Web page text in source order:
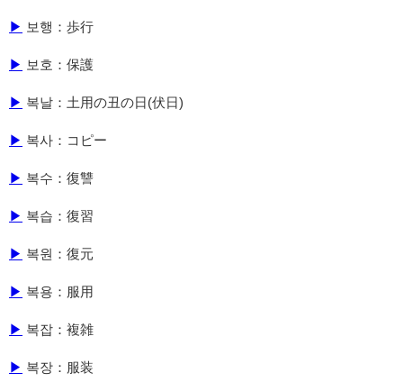
▶ 보행：歩行
▶ 보호：保護
▶ 복날：土用の丑の日(伏日)
▶ 복사：コピー
▶ 복수：復讐
▶ 복습：復習
▶ 복원：復元
▶ 복용：服用
▶ 복잡：複雑
▶ 복장：服装